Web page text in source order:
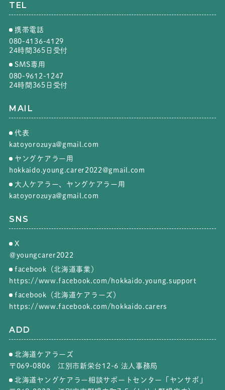
TEL
携帯電話
080-4136-4129
24時間365日受付
SMS専用
080-9612-1247
24時間365日受付
MAIL
代表
katoyorozuya@gmail.com
ヤングケアラー用
hokkaido.young.carer2022@gmail.com
大人ケアラー、ヤングケアラー用
katoyorozuya@gmail.com
SNS
X
＠youngcarer2022
facebook（北海道事業）
https://www.facebook.com/hokkaido.young.support
facebook（北海道ケアラーズ）
https://www.facebook.com/hokkaido.carers
ADD
北海道ケアラーズ
〒069-0806 江別市新栄台12-6 法人事務局
北海道ヤングケアラー相談サポートセンター「ヤンサポ」